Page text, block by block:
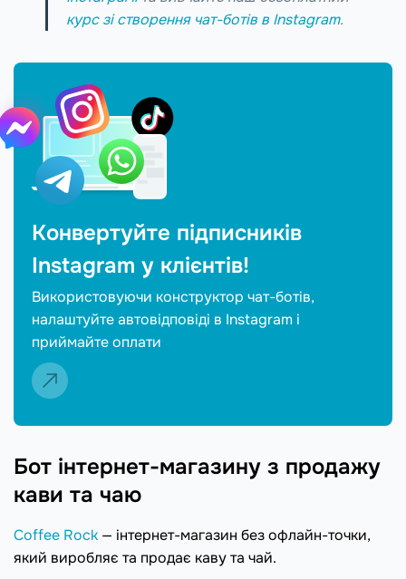
курс зі створення чат-ботів в Instagram.
Конвертуйте підписників
Instagram у клієнтів!
Використовуючи конструктор чат-ботів,
налаштуйте автовідповіді в Instagram і
приймайте оплати
Бот інтернет-магазину з продажу
кави та чаю
Coffee Rock — інтернет-магазин без офлайн-точки,
який виробляє та продає каву та чай.